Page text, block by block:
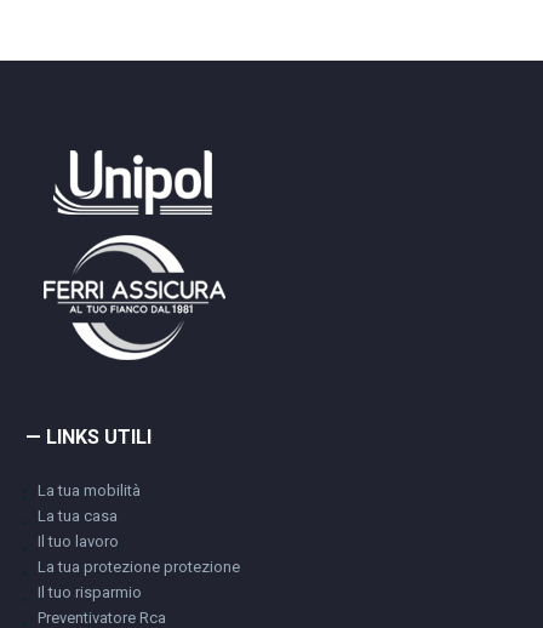
— LINKS UTILI
La tua mobilità
La tua casa
Il tuo lavoro
La tua protezione protezione
Il tuo risparmio
Preventivatore Rca